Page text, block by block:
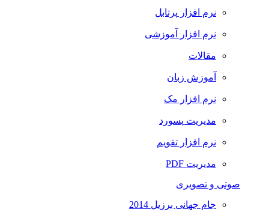
نرم افزار پرتابل
نرم افزار آموزشی
مقالات
آموزش زبان
نرم افزار مک
مدیریت پسورد
نرم افزار تقویم
مدیریت PDF
صوتی و تصویری
جام جهانی برزیل 2014